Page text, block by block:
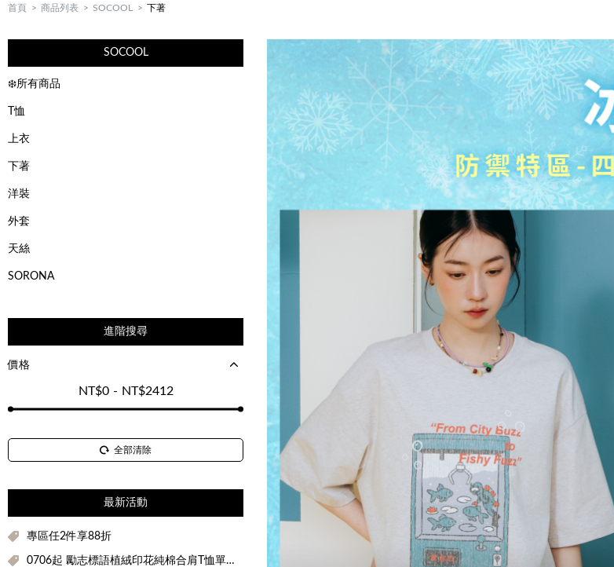
首頁 商品列表 SOCOOL 下著
SOCOOL
❄️所有商品
T恤
上衣
下著
洋裝
外套
天絲
SORONA
進階搜尋
價格
NT$0 - NT$2412
全部清除
最新活動
專區任2件享88折
0706起 勵志標語植絨印花純棉合肩T恤單件折$100